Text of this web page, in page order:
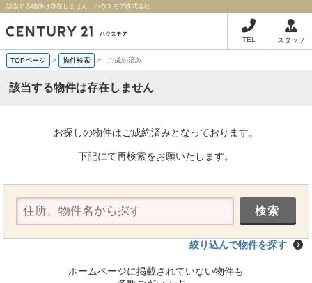
該当する物件は存在しません｜ハウスモア株式会社
TEL スタッフ
TOPページ > 物件検索 >- ご成約済み
該当する物件は存在しません
お探しの物件はご成約済みとなっております。
下記にて再検索をお願いたします。
絞り込んで物件を探す
ホームページに掲載されていない物件も